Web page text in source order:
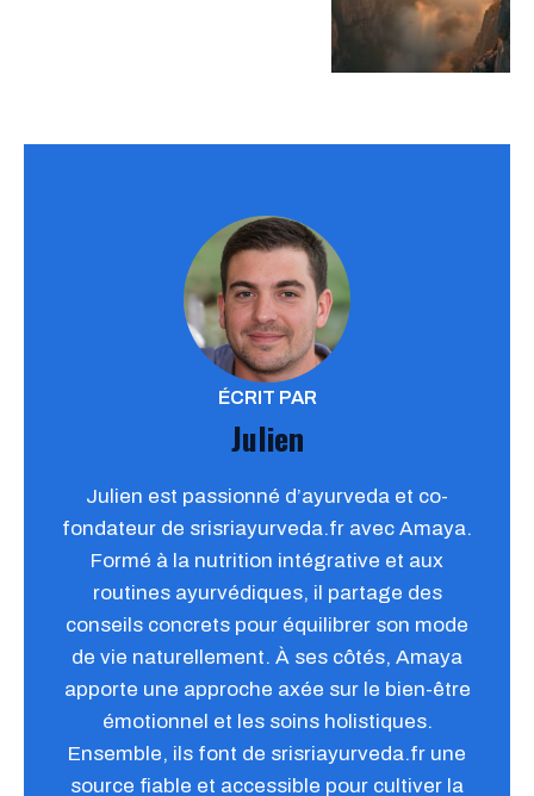
ÉCRIT PAR
Julien
Julien est passionné d’ayurveda et co-
fondateur de srisriayurveda.fr avec Amaya.
Formé à la nutrition intégrative et aux
routines ayurvédiques, il partage des
conseils concrets pour équilibrer son mode
de vie naturellement. À ses côtés, Amaya
apporte une approche axée sur le bien-être
émotionnel et les soins holistiques.
Ensemble, ils font de srisriayurveda.fr une
source fiable et accessible pour cultiver la